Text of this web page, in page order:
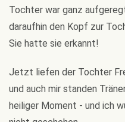
Tochter war ganz
daraufhin den Kopf zur
Sie hatte sie erkannt!
Jetzt liefen der Tochter
und auch mir standen
heiliger Moment - und ich